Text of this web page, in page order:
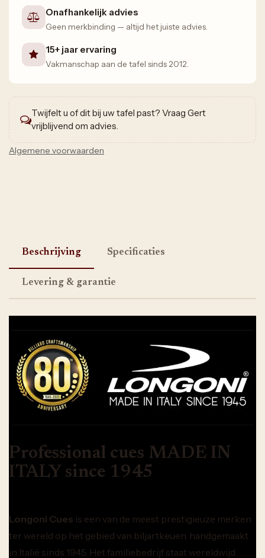
Onafhankelijk advies
Geen merkbinding — altijd het juiste advies.
15+ jaar ervaring
Vakmanschap aan de tafel sinds 2012.
Twijfelt u of dit bij uw tafel past? Vraag Gert
vrijblijvend om advies.
Algemene voorwaarden
Beschrijving Specificaties
Levering & garantie
Professional cues MADE IN
ITALY since 1945
Longoni Cues is een van de meest prestigieuze merken
ter wereld op het gebied van biljartkeuen, handgemaakt
in Italië sinds 1945. Het familiebedrijf staat wereldwijd